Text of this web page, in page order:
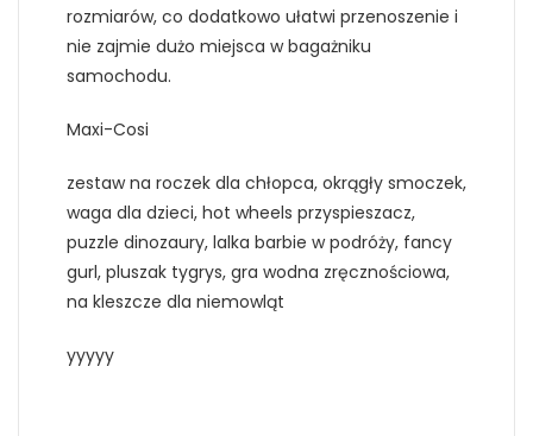
rozmiarów, co dodatkowo ułatwi przenoszenie i
nie zajmie dużo miejsca w bagażniku
samochodu.
Maxi-Cosi
zestaw na roczek dla chłopca, okrągły smoczek,
waga dla dzieci, hot wheels przyspieszacz,
puzzle dinozaury, lalka barbie w podróży, fancy
gurl, pluszak tygrys, gra wodna zręcznościowa,
na kleszcze dla niemowląt
yyyyy